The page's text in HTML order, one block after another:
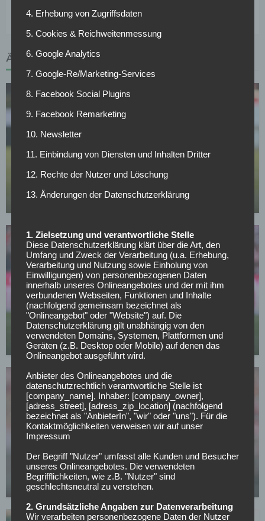
ÄHNLICHE ARTIKEL
BUNDESLIGA
Wer kann sich am Wochenende aus dem
VFL WOLFSBURG
Bei Klassenerhalt – Wolfsburg baggert an Köln-
Star!
29.04.2026
BORUSSIA DORTMUND
BVB-Trainer Kovač will alten Bekannten aus
Wolfsburg zur neuen Saison verpflichten
24.04.2026
4. Erhebung von Zugriffsdaten
5. Cookies & Reichweitenmessung
6. Google Analytics
7. Google-Re/Marketing-Services
8. Facebook Social Plugins
9. Facebook Remarketing
10. Newsletter
11. Einbindung von Diensten und Inhalten Dritter
12. Rechte der Nutzer und Löschung
13. Änderungen der Datenschutzerklärung
1. Zielsetzung und verantwortliche Stelle
Diese Datenschutzerklärung klärt über die Art, den
Umfang und Zweck der Verarbeitung (u.a. Erhebung,
Verarbeitung und Nutzung sowie Einholung von
Einwilligungen) von personenbezogenen Daten
innerhalb unseres Onlineangebotes und der mit ihm
verbundenen Webseiten, Funktionen und Inhalte
(nachfolgend gemeinsam bezeichnet als
"Onlineangebot" oder "Website") auf. Die
Datenschutzerklärung gilt unabhängig von den
verwendeten Domains, Systemen, Plattformen und
Geräten (z.B. Desktop oder Mobile) auf denen das
Onlineangebot ausgeführt wird.
Anbieter des Onlineangebotes und die
datenschutzrechtlich verantwortliche Stelle ist
[company_name], Inhaber: [company_owner],
[adress_street], [adress_zip_location] (nachfolgend
bezeichnet als "AnbieterIn", "wir" oder "uns"). Für die
Kontaktmöglichkeiten verweisen wir auf unser
Impressum
Der Begriff "Nutzer" umfasst alle Kunden und Besucher
unseres Onlineangebotes. Die verwendeten
Begrifflichkeiten, wie z.B. "Nutzer" sind
geschlechtsneutral zu verstehen.
2. Grundsätzliche Angaben zur Datenverarbeitung
Wir verarbeiten personenbezogene Daten der Nutzer